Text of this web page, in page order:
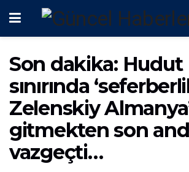
Son dakika: Hudut
sınırında
Zelenskiy
gitmekten son
vazgeçti…